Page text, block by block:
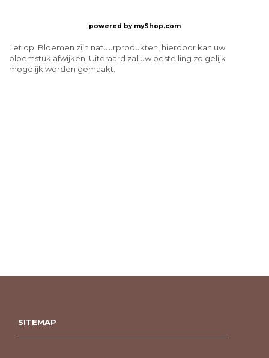
powered by myShop.com
Let op: Bloemen zijn natuurprodukten, hierdoor kan uw
bloemstuk afwijken. Uiteraard zal uw bestelling zo gelijk
mogelijk worden gemaakt.
SITEMAP